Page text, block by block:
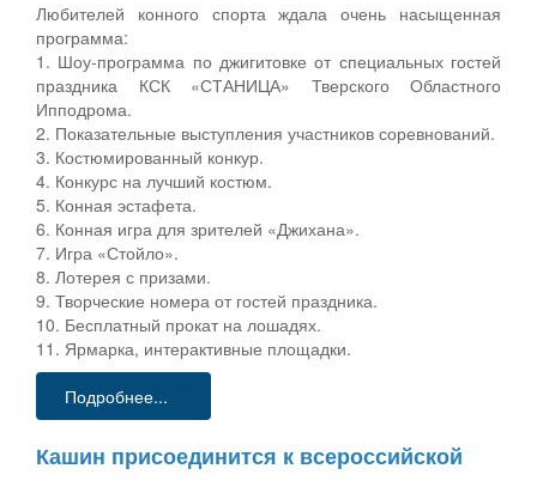
Любителей конного спорта ждала очень насыщенная
программа:
1. Шоу-программа по джигитовке от специальных гостей
праздника КСК «СТАНИЦА» Тверского Областного
Ипподрома.
2. Показательные выступления участников соревнований.
3. Костюмированный конкур.
4. Конкурс на лучший костюм.
5. Конная эстафета.
6. Конная игра для зрителей «Джихана».
7. Игра «Стойло».
8. Лотерея с призами.
9. Творческие номера от гостей праздника.
10. Бесплатный прокат на лошадях.
11. Ярмарка, интерактивные площадки.
Подробнее...
Кашин присоединится к всероссийской